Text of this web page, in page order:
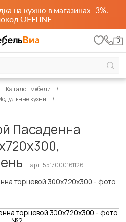
на кухню в магазинах -3%.
OFFLINE
0
Каталог мебели
кухни
Пасаденна
арт. 5513000161126